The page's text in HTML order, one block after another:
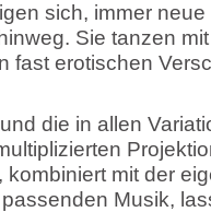
sich, immer
Sie tanzen
fast erotischen
die in allen
kombiniert mit der
Musik,